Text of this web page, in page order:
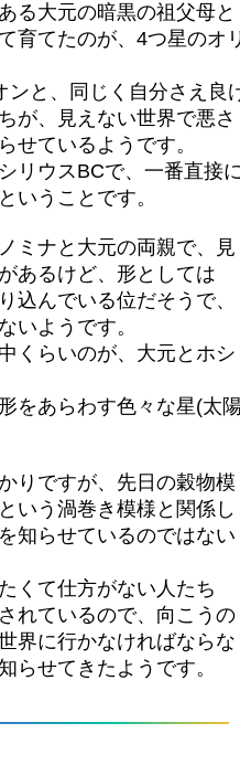
る大元の暗黒の祖父母と
育てたのが、4つ星のオ
ンと、同じく自分さえ良
が、見えない世界で悪さ
せているようです。
リウスBCで、一番直接
いうことです。
ミナと大元の両親で、見
あるけど、形としては
込んでいる位だそうで、
いようです。
くらいのが、大元とホシ
をあらわす色々な星(太
りですが、先日の穀物模
いう渦巻き模様と関係し
知らせているのではない
くて仕方がない人たち
れているので、向こうの
界に行かなければならな
らせてきたようです。